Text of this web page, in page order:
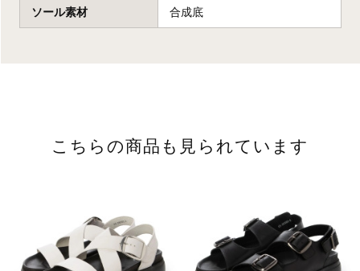
ソール素材 合成底
こちらの商品も見られています